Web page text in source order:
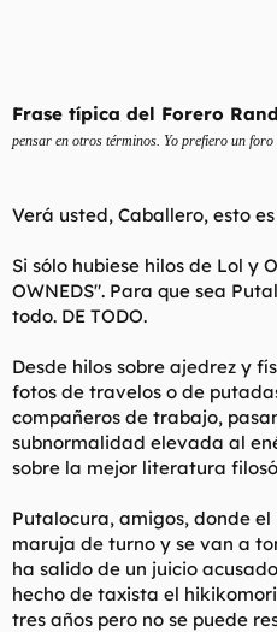
Frase típica del Forero
pensar en otros términos. Yo prefiero un foro
Verá usted, Caballero, esto
Si sólo hubiese hilos de Lol y
OWNEDS". Para que sea
todo. DE TODO.
Desde hilos sobre ajedrez y
fotos de travelos o de
compañeros de trabajo,
subnormalidad elevada al
sobre la mejor literatura
Putalocura, amigos, donde
maruja de turno y se van a
ha salido de un juicio
hecho de taxista el
tres años pero no se puede